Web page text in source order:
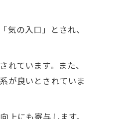
の入口」とされ、
ています。また、
が良いとされていま
にも寄与します。